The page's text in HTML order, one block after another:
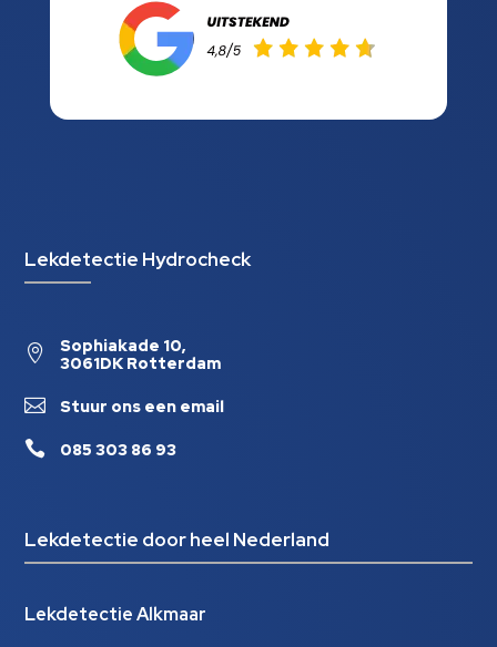
Lekdetectie Hydrocheck

Sophiakade 10,
3061DK Rotterdam
 Stuur ons een email
 085 303 86 93
Lekdetectie door heel Nederland
Lekdetectie Alkmaar